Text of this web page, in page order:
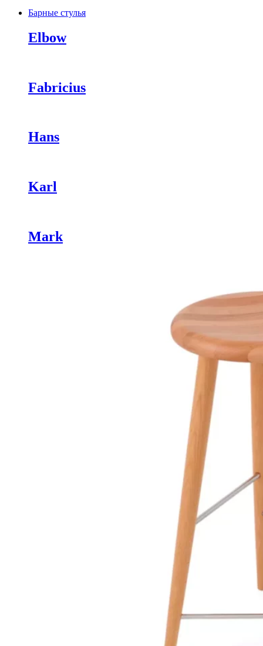
Барные стулья
Elbow
Fabricius
Hans
Karl
Mark